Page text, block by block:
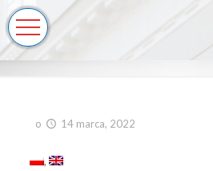
o 14 marca, 2022